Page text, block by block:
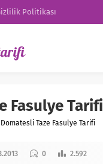
Politikası
Fasulye Tarifi
Domatesli Taze Fasulye Tarifi
0 2.592